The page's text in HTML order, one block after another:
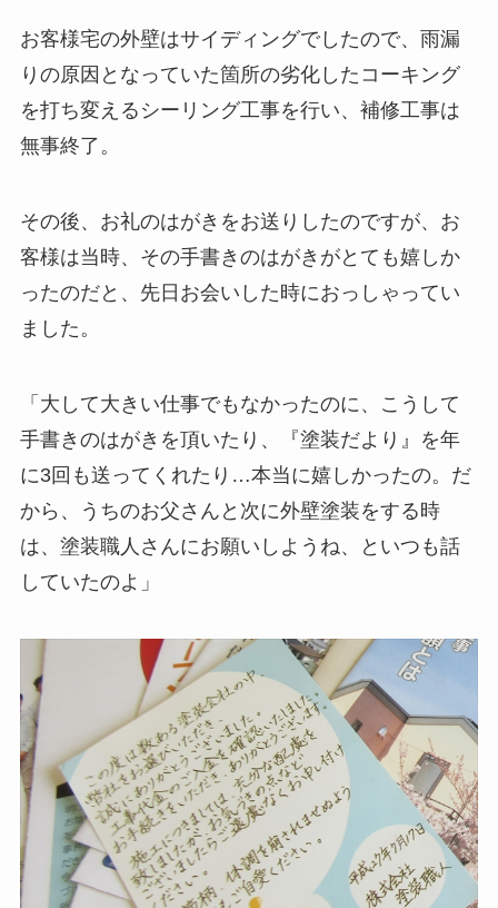
お客様宅の外壁はサイディングでしたので、雨漏
りの原因となっていた箇所の劣化したコーキング
を打ち変えるシーリング工事を行い、補修工事は
無事終了。
その後、お礼のはがきをお送りしたのですが、お
客様は当時、その手書きのはがきがとても嬉しか
ったのだと、先日お会いした時におっしゃってい
ました。
「大して大きい仕事でもなかったのに、こうして
手書きのはがきを頂いたり、『塗装だより』を年
に3回も送ってくれたり…本当に嬉しかったの。だ
から、うちのお父さんと次に外壁塗装をする時
は、塗装職人さんにお願いしようね、といつも話
していたのよ」